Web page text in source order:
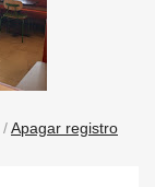
/Apagar registro